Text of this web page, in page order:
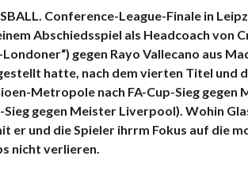
Conference-League-Finale in
Abschiedsspiel als Headcoach von
Londoner“) gegen Rayo Vallecano aus
hatte, nach dem vierten Titel und
Metropole nach FA-Cup-Sieg gegen
Sieg gegen Meister Liverpool). Wohin
er und die Spieler ihrrm Fokus auf die
nicht verlieren.